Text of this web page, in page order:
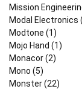
Mission
Modal Electronics
Modtone (1)
Mojo Hand (1)
Monacor (2)
Mono (5)
Monster (22)